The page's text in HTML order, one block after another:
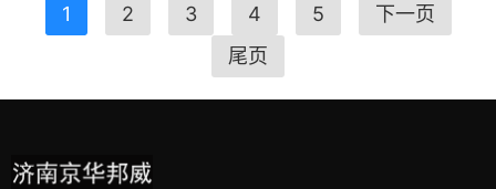
1 2 3 4 5
下一页
尾页